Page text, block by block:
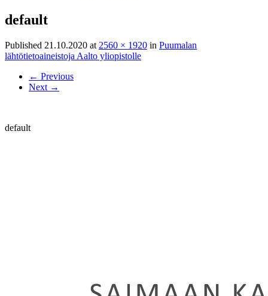
default
Published 21.10.2020 at 2560 × 1920 in Puumalan
lähtötietoaineistoja Aalto yliopistolle
← Previous
Next →
default